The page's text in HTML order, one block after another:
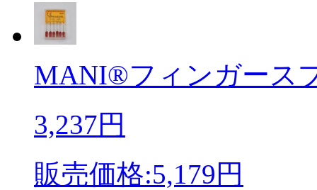
MANI®フィンガース
3,237円
販売価格:5,179円